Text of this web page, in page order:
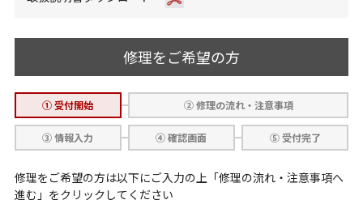
修理をご希望の方
① 受付開始 ② 修理の流れ・注意事項
③ 情報入力 ④ 確認画面 ⑤ 受付完了
修理をご希望の方は以下にご入力の上「修理の流れ・注意事項へ
進む」をクリックしてください